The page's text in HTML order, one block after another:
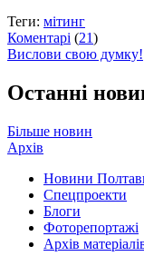
Теги: мітинг
Коментарі (21)
Вислови свою думку!
Останні
Більше новин
Архів
Новини
Спецпроекти
Блоги
Фоторепортажі
Архів